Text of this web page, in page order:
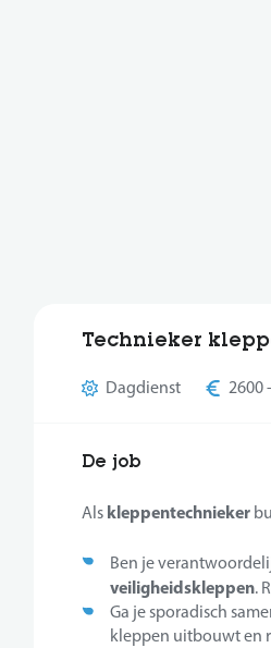
Technieker
Dagdienst 2600
De job
Als kleppentechnieker
Ben je
veiligheidskleppen.
Ga je sporadisch
kleppen uitbouwt en